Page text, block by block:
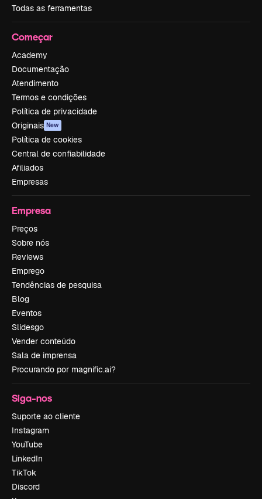
Todas as ferramentas
Começar
Academy
Documentação
Atendimento
Termos e condições
Política de privacidade
Originais New
Política de cookies
Central de confiabilidade
Afiliados
Empresas
Empresa
Preços
Sobre nós
Reviews
Emprego
Tendências de pesquisa
Blog
Eventos
Slidesgo
Vender conteúdo
Sala de imprensa
Procurando por magnific.ai?
Siga-nos
Suporte ao cliente
Instagram
YouTube
LinkedIn
TikTok
Discord